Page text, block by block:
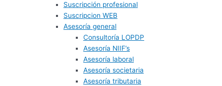
Suscripción profesional
Suscripcion WEB
Asesoría general
Consultoría LOPDP
Asesoría NIIF’s
Asesoría laboral
Asesoría societaria
Asesoría tributaria